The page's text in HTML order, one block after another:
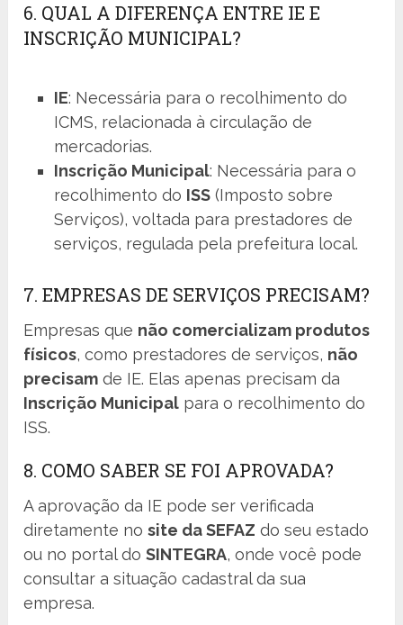
6. QUAL A DIFERENÇA ENTRE IE E
INSCRIÇÃO MUNICIPAL?
IE: Necessária para o recolhimento do
ICMS, relacionada à circulação de
mercadorias.
Inscrição Municipal: Necessária para o
recolhimento do ISS (Imposto sobre
Serviços), voltada para prestadores de
serviços, regulada pela prefeitura local.
7. EMPRESAS DE SERVIÇOS PRECISAM?
Empresas que não comercializam produtos
físicos, como prestadores de serviços, não
precisam de IE. Elas apenas precisam da
Inscrição Municipal para o recolhimento do
ISS.
8. COMO SABER SE FOI APROVADA?
A aprovação da IE pode ser verificada
diretamente nosite da SEFAZ do seu estado
ou no portal doSINTEGRA, onde você pode
consultar a situação cadastral da sua
empresa.